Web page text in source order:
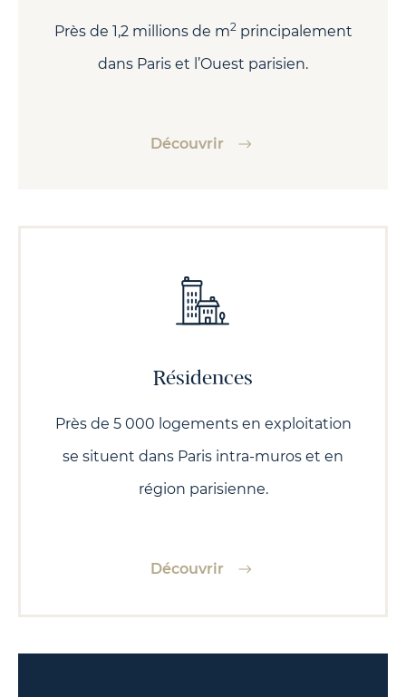
Près de 1,2 millions de m2principalement
dans Paris et l’Ouest parisien.
Découvrir
Résidences
Près de 5 000 logements en exploitation
se situent dans Paris intra-muros et en
région parisienne.
Découvrir